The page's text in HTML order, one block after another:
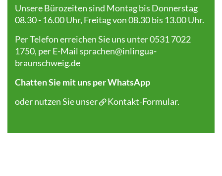
Unsere Bürozeiten sind Montag bis Donnerstag
08.30 - 16.00 Uhr, Freitag von 08.30 bis 13.00 Uhr.
Per Telefon erreichen Sie uns unter 0531 7022
1750, per E-Mail sprachen@inlingua-
braunschweig.de
Chatten Sie mit uns per WhatsApp
oder nutzen Sie unser
Kontakt-Formular.